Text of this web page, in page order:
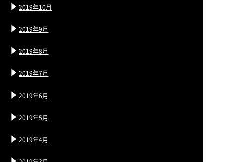
2019年10月
2019年9月
2019年8月
2019年7月
2019年6月
2019年5月
2019年4月